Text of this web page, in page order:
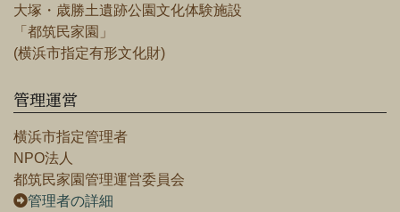
大塚・歳勝土遺跡公園文化体験施設
「都筑民家園」
(横浜市指定有形文化財)
管理運営
横浜市指定管理者
NPO法人
都筑民家園管理運営委員会
管理者の詳細